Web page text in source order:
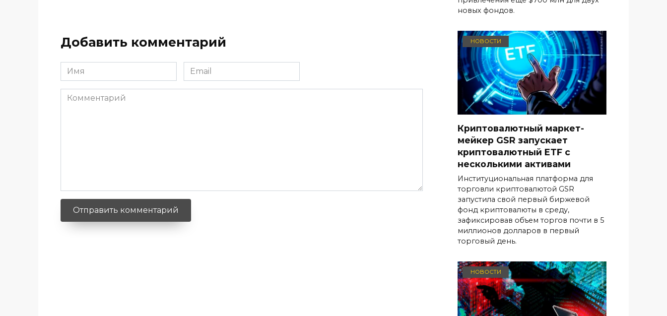
Добавить комментарий
Имя
*
Email
*
Комментарий
новых фондов.
НОВОСТИ
Криптовалютный маркет-
мейкер GSR запускает
криптовалютный ETF с
несколькими активами
Институциональная платформа для
торговли криптовалютой GSR
запустила свой первый биржевой
фонд криптовалюты в среду,
зафиксировав объем торгов почти в 5
миллионов долларов в первый
торговый день.
НОВОСТИ